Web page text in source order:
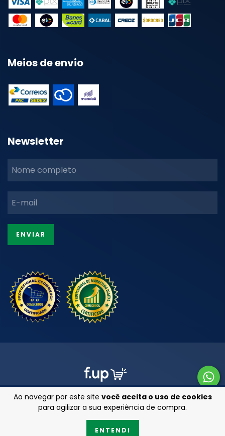
Ao navegar por este site você aceita o uso de cookies
para agilizar a sua experiência de compra.
ENTENDI
Meios de envio
Newsletter
Copyright Armarinhos 25 - 47201850000111 - 2026. Todos os direitos